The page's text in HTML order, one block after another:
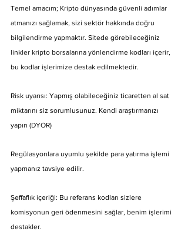
Temel amacım; Kripto dünyasında güvenli adımlar
atmanızı sağlamak, sizi sektör hakkında doğru
bilgilendirme yapmaktır. Sitede görebileceğiniz
linkler kripto borsalarına yönlendirme kodları içerir,
bu kodlar işlerimize destak edilmektedir.
Risk uyarısı: Yapmış olabileceğiniz ticaretten al sat
miktarını siz sorumlusunuz. Kendi araştırmanızı
yapın (DYOR)
Regülasyonlara uyumlu şekilde para yatırma işlemi
yapmanız tavsiye edilir.
Şeffaflık içeriği: Bu referans kodları sizlere
komisyonun geri ödenmesini sağlar, benim işlerimi
destakler.